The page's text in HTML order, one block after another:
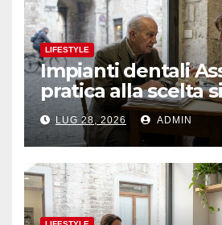
LIFESTYLE
Impianti dentali
pratica alla scelta
LUG 28, 2026 ADMIN